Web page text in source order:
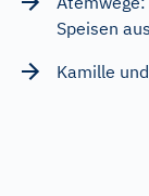
Speisen
Kamille